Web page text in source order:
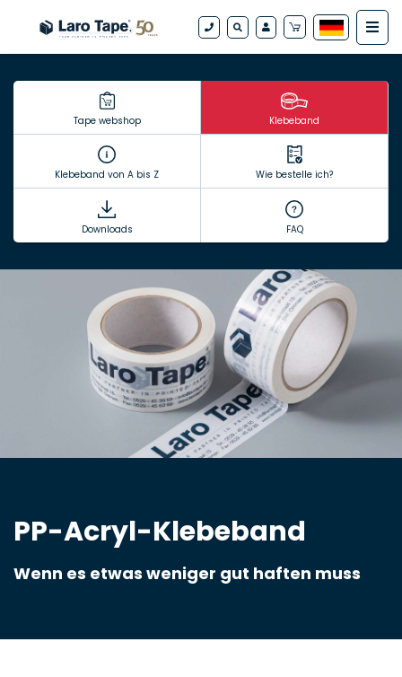
Tape webshop Klebeband
Klebeband von A bis Z Wie bestelle ich?
Downloads FAQ
PP-Acryl-Klebeband
Wenn es etwas weniger gut haften muss